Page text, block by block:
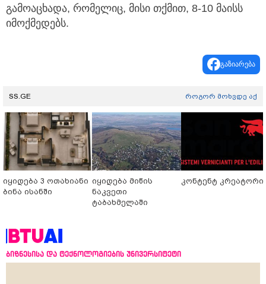
გამოაცხადა, რომელიც, მისი თქმით, 8-10 მაისს
იმოქმედებს.
გაზიარება
SS.GE როგორ მოხვდე აქ
იყიდება 3 ოთახიანი
ბინა ისანში
იყიდება მიწის
ნაკვეთი
ტაბახმელაში
კონტენტ კრეატორი
ბიზნესისა და ტექნოლოგიების უნივერსიტეტი